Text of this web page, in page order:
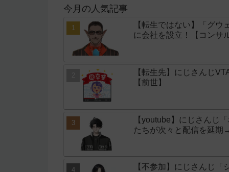
今月の人気記事
【転生ではない】「グ
に会社を設立！【コンサ
【転生先】にじさんじ
【前世】
【youtube】にじさんじ
たちが次々と配信を延期
【不参加】にじさんじ